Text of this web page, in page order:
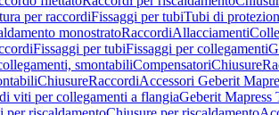
per raccordiFissaggi per tubiTubi di
monostratoRaccordiAllacciamenti
Fissaggi per tubiFissaggi per collegamenti
smontabiliCompensatoriChiusure
ChiusureRaccordiAccessori Geberit
viti per collegamenti a flangiaGeberit Mapress